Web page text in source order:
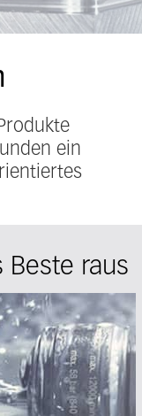
ein
Beste raus